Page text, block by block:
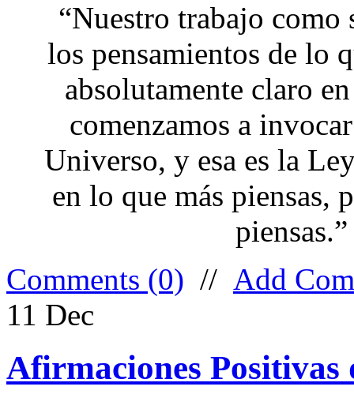
“Nuestro trabajo como
los pensamientos de lo
absolutamente claro
comenzamos a
Universo, y esa es la
en lo que más piensas,
Comments (0) // Add
11 Dec
Afirmaciones